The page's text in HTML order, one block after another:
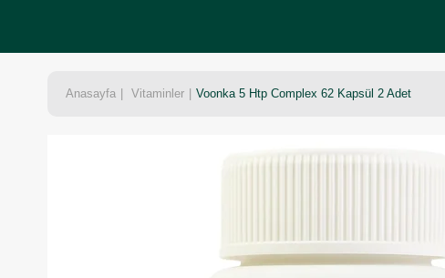
Anasayfa Vitaminler Voonka 5 Htp Complex 62 Kapsül 2 Adet